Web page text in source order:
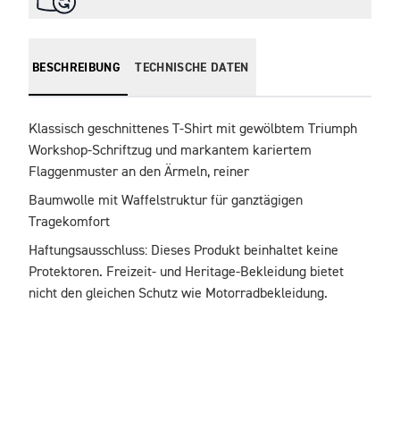
BESCHREIBUNG TECHNISCHE DATEN
Klassisch geschnittenes T-Shirt mit gewölbtem Triumph
Workshop-Schriftzug und markantem kariertem
Flaggenmuster an den Ärmeln, reiner
Baumwolle mit Waffelstruktur für ganztägigen
Haftungsausschluss: Dieses Produkt beinhaltet keine
Protektoren. Freizeit- und Heritage-Bekleidung bietet
nicht den gleichen Schutz wie Motorradbekleidung.